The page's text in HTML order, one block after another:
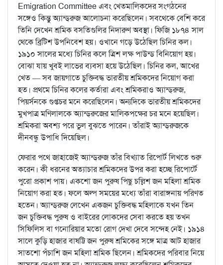
Emigration Committee এবং খেতমালিকদের সংগঠনের
সঙ্গেও কিন্তু অ্যান্ড্‌রুজ আলোচনা করেছিলেন। সবথেকে বেশি করে
তিনি দেখেন শ্রমিক বসতিগুলির নিদারুণ অবস্থা। ফিজি ১৮৭৪ সাল
থেকে ব্রিটিশ উপনিবেশ হয়। ওখানে গড়ে উঠেছিল চিনির কল।
১৯১০ সালের মধ্যে চিনির কলে ত্রিশ লক্ষ পাউন্ড বিনিয়োগ হয়।
বোঝা যায় খুবই লাভের ব্যবসা হয়ে উঠেছিল। চিনির কল, আখের
খেত — সব জায়গাতে চুক্তিবদ্ধ ভারতীয় শ্রমিকদের নিয়োগ করা
হত। প্রথমে চিনির কলের কর্তারা এবং শ্রমিকরাও অ্যান্ড্‌রুজ,
পিয়র্সনকে গুপ্তচর মনে করেছিলেন। অন্যদিকে ভারতীয় শ্রমিকদের
মুখপাত্র মণিলালকে অ্যান্ড্‌রুজের মালিকপক্ষের চর মনে হয়েছিল।
শ্রমিকরা অবশ্য পরে ভুল বুঝতে পারেন। তাঁরাই অ্যান্ড্‌রুজকে
দীনবন্ধু উপাধি দিয়েছিল।
ফেরার পথে জাহাজেই অ্যান্ড্‌রুজ তাঁর বিখ্যাত রিপোর্ট লিখতে শুরু
করেন। কী ধরনের অত্যাচার শ্রমিকদের উপর করা হচ্ছে রিপোর্টে
পুরো প্রকাশ পায়। একশো জন পুরুষ পিছু চল্লিশ জন মহিলা শ্রমিক
নিয়োগ করা হত। ফলে অল্প সময়ের মধ্যে তাঁরা বারাঙ্গনায় পরিণত
হতেন। অ্যান্ড্‌রুজ লেখেন একজন চুক্তিবদ্ধ মহিলাকে যখন তিন
জন চুক্তিবদ্ধ পুরুষ ও বাইরের লোকদের সেবা করতে হয় তখন
সিফিলিস বা গনোরিয়ার মতো রোগ দেখা দেবে সন্দেহ নেই। ১৯১৪
সালে কুড়ি হাজার বাষট্টি জন পুরুষ শ্রমিকের সঙ্গে মাত্র আট হাজার
সাতশো পঁচাশি জন মহিলা শ্রমিক ছিলেন। শ্রমিকদের পরিবার নিয়ে